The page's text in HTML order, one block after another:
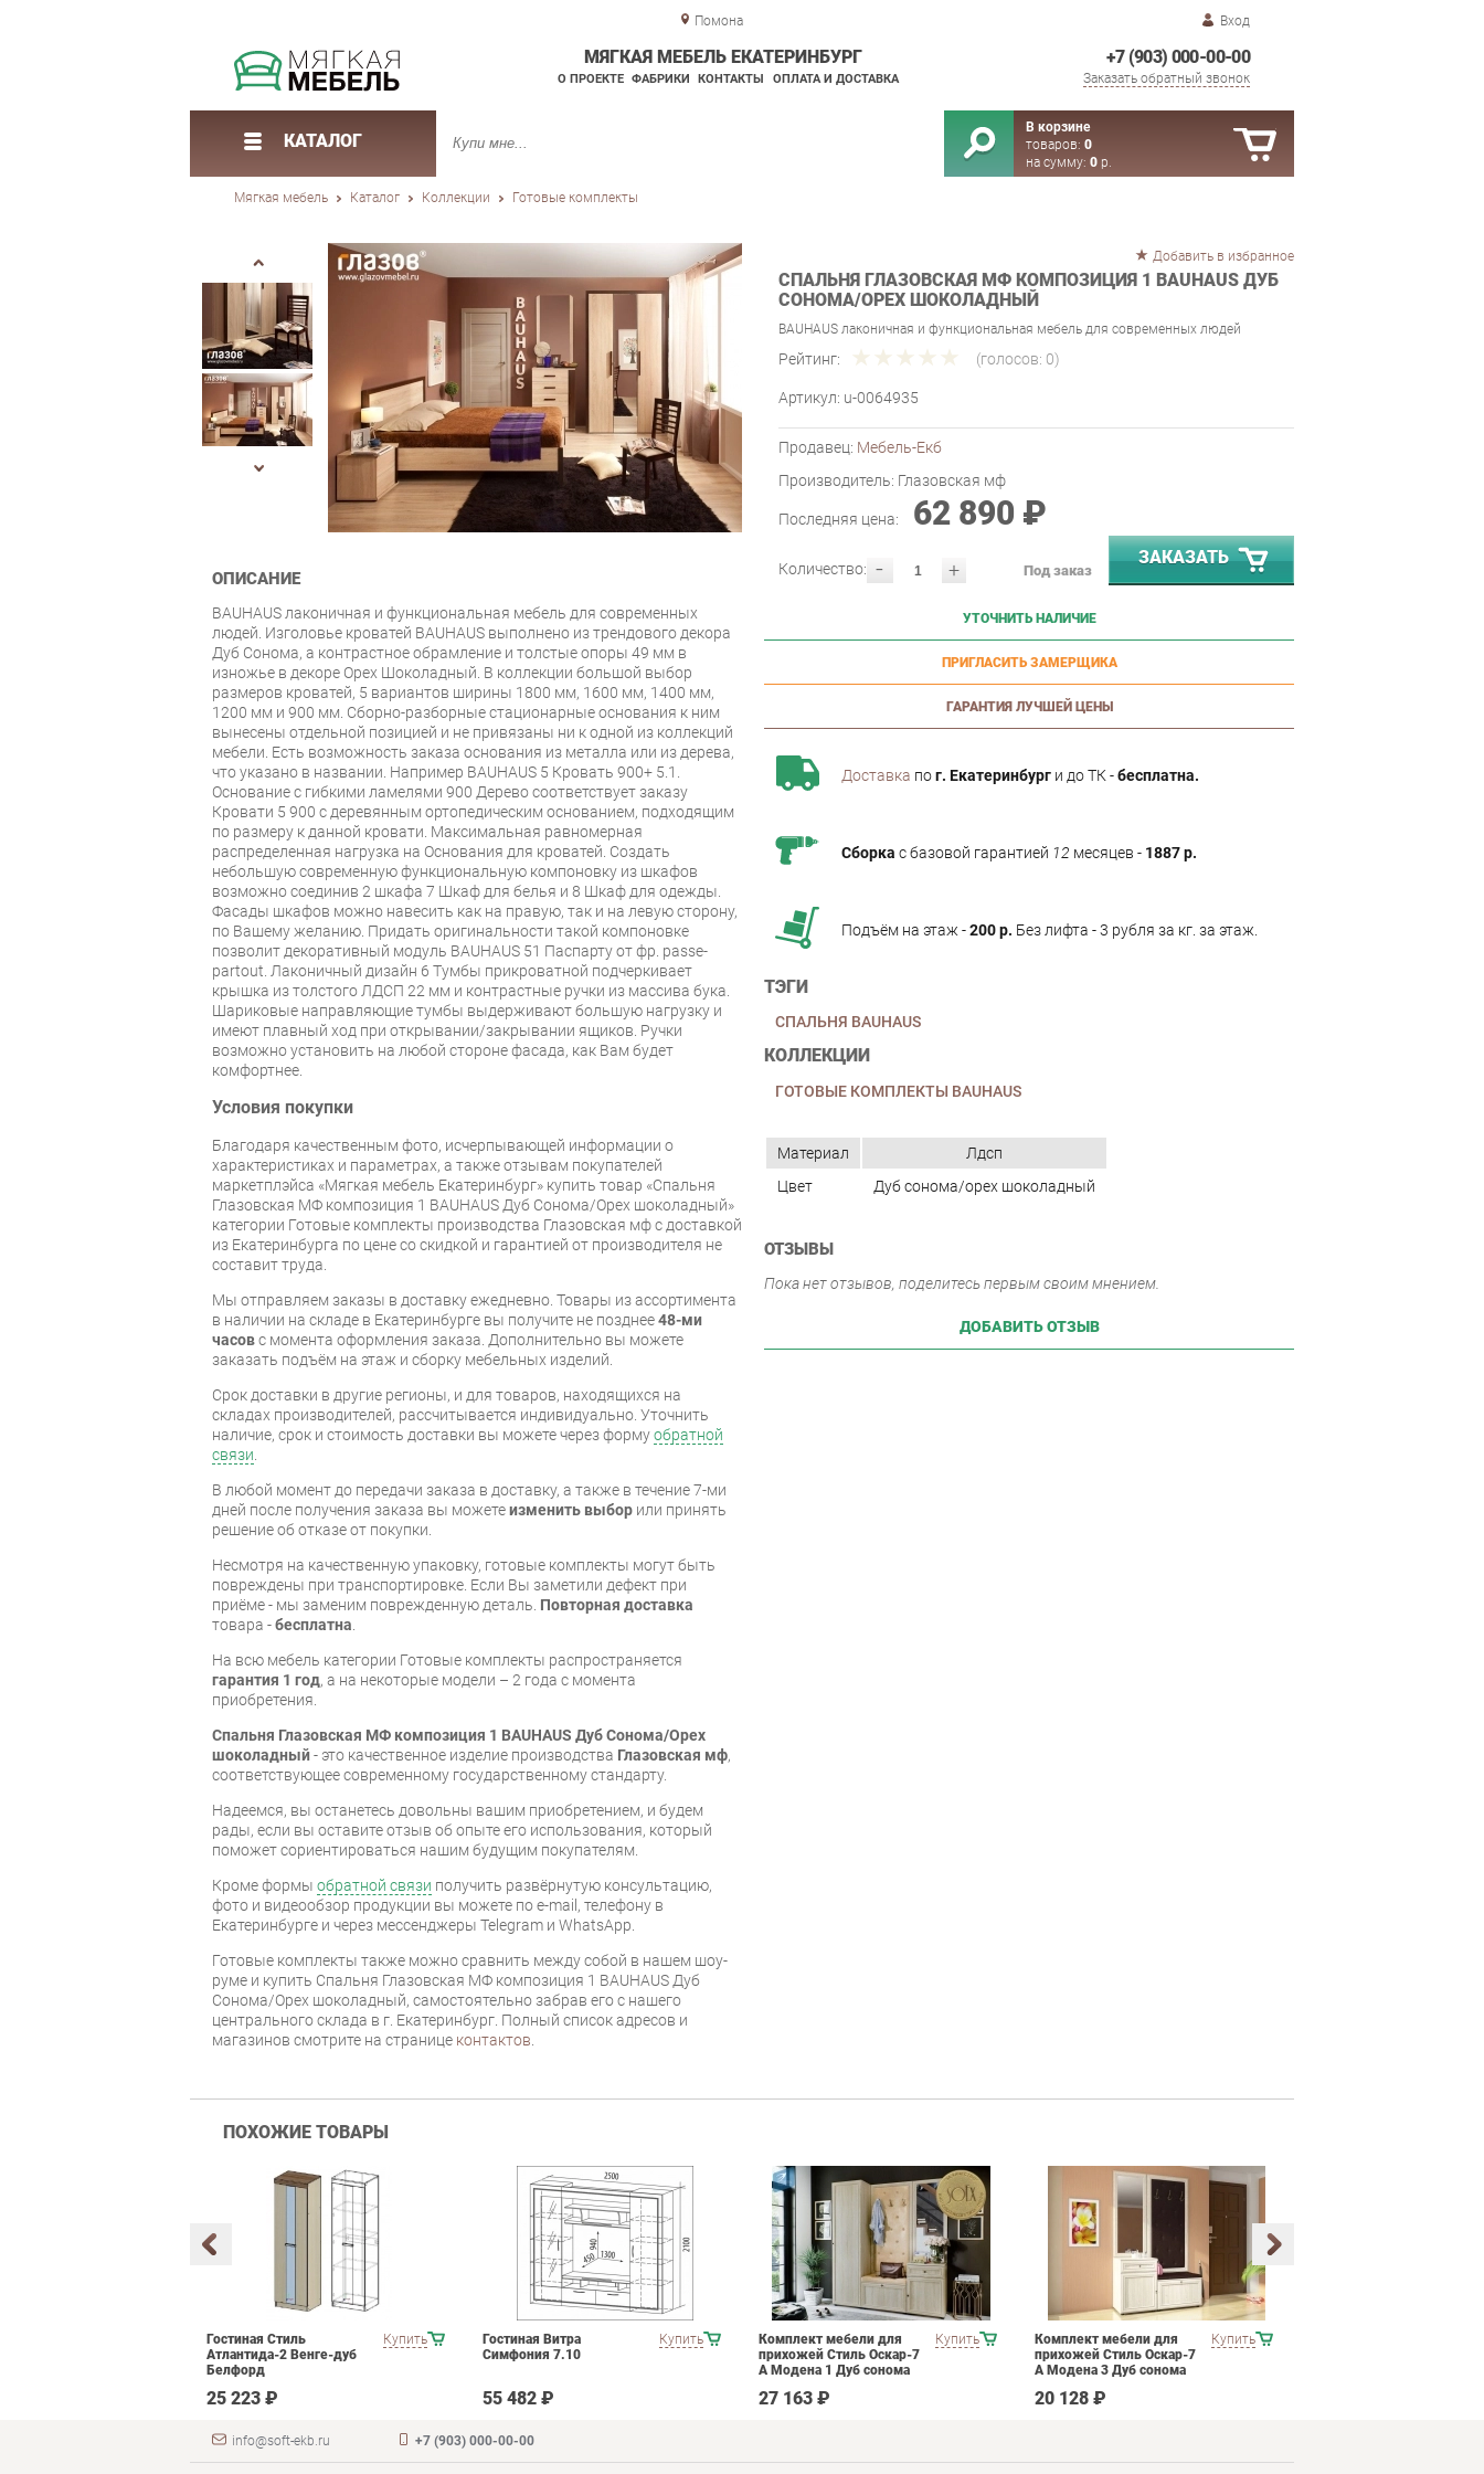
Помона Вход
+7 (903) 000-00-00
Заказать обратный звонок
МЯГКАЯ МЕБЕЛЬ ЕКАТЕРИНБУРГ
О ПРОЕКТЕ ФАБРИКИ КОНТАКТЫ ОПЛАТА И ДОСТАВКА
КАТАЛОГ
В корзине
товаров: 0
на сумму: 0 р.
Мягкая мебель Каталог Коллекции Готовые комплекты
Добавить в избранное
СПАЛЬНЯ ГЛАЗОВСКАЯ МФ КОМПОЗИЦИЯ 1 BAUHAUS ДУБ
СОНОМА/ОРЕХ ШОКОЛАДНЫЙ
BAUHAUS лаконичная и функциональная мебель для современных людей
Рейтинг: (голосов: 0)
Артикул: u-0064935
Продавец: Мебель-Екб
Производитель: Глазовская мф
Последняя цена: 62 890 ₽
- +
Количество: Под заказ
ЗАКАЗАТЬ
УТОЧНИТЬ НАЛИЧИЕ
ПРИГЛАСИТЬ ЗАМЕРЩИКА
ГАРАНТИЯ ЛУЧШЕЙ ЦЕНЫ
Доставка пог. Екатеринбург и до ТК -бесплатна.
Сборка с базовой гарантией 12 месяцев - 1887 р.
Подъём на этаж -200 р. Без лифта - 3 рубля за кг. за этаж.
ТЭГИ
СПАЛЬНЯ BAUHAUS
КОЛЛЕКЦИИ
ГОТОВЫЕ КОМПЛЕКТЫ BAUHAUS
ОПИСАНИЕ
BAUHAUS лаконичная и функциональная мебель для современных
людей. Изголовье кроватей BAUHAUS выполнено из трендового декора
Дуб Сонома, а контрастное обрамление и толстые опоры 49 мм в
изножье в декоре Орех Шоколадный. В коллекции большой выбор
размеров кроватей, 5 вариантов ширины 1800 мм, 1600 мм, 1400 мм,
1200 мм и 900 мм. Сборно-разборные стационарные основания к ним
вынесены отдельной позицией и не привязаны ни к одной из коллекций
мебели. Есть возможность заказа основания из металла или из дерева,
что указано в названии. Например BAUHAUS 5 Кровать 900+ 5.1.
Основание с гибкими ламелями 900 Дерево соответствует заказу
Кровати 5 900 с деревянным ортопедическим основанием, подходящим
по размеру к данной кровати. Максимальная равномерная
распределенная нагрузка на Основания для кроватей. Создать
небольшую современную функциональную компоновку из шкафов
возможно соединив 2 шкафа 7 Шкаф для белья и 8 Шкаф для одежды.
Фасады шкафов можно навесить как на правую, так и на левую сторону,
по Вашему желанию. Придать оригинальности такой компоновке
позволит декоративный модуль BAUHAUS 51 Паспарту от фр. passe-
partout. Лаконичный дизайн 6 Тумбы прикроватной подчеркивает
крышка из толстого ЛДСП 22 мм и контрастные ручки из массива бука.
Шариковые направляющие тумбы выдерживают большую нагрузку и
имеют плавный ход при открывании/закрывании ящиков. Ручки
возможно установить на любой стороне фасада, как Вам будет
комфортнее.
Условия покупки
Благодаря качественным фото, исчерпывающей информации о
характеристиках и параметрах, а также отзывам покупателей
маркетплэйса «Мягкая мебель Екатеринбург» купить товар «Спальня
Глазовская МФ композиция 1 BAUHAUS Дуб Сонома/Орех шоколадный»
категории Готовые комплекты производства Глазовская мф с доставкой
из Екатеринбурга по цене со скидкой и гарантией от производителя не
составит труда.
Мы отправляем заказы в доставку ежедневно. Товары из ассортимента
в наличии на складе в Екатеринбурге вы получите не позднее48-ми
часовс момента оформления заказа. Дополнительно вы можете
заказать подъём на этаж и сборку мебельных изделий.
Срок доставки в другие регионы, и для товаров, находящихся на
складах производителей, рассчитывается индивидуально. Уточнить
наличие, срок и стоимость доставки вы можете через формуобратной
связи.
В любой момент до передачи заказа в доставку, а также в течение 7-ми
дней после получения заказа вы можетеизменить выбор или принять
решение об отказе от покупки.
Несмотря на качественную упаковку, готовые комплекты могут быть
повреждены при транспортировке. Если Вы заметили дефект при
приёме - мы заменим поврежденную деталь. Повторная доставка
товара -бесплатна.
На всю мебель категории Готовые комплекты распространяется
гарантия 1 год, а на некоторые модели – 2 года с момента
приобретения.
Спальня Глазовская МФ композиция 1 BAUHAUS Дуб Сонома/Орех
шоколадный- это качественное изделие производства Глазовская мф,
соответствующее современному государственному стандарту.
Надеемся, вы останетесь довольны вашим приобретением, и будем
рады, если вы оставите отзыв об опыте его использования, который
поможет сориентироваться нашим будущим покупателям.
Кроме формы обратной связи получить развёрнутую консультацию,
фото и видеообзор продукции вы можете по e-mail, телефону в
Екатеринбурге и через мессенджеры Telegram и WhatsApp.
Готовые комплекты также можно сравнить между собой в нашем шоу-
руме и купить Спальня Глазовская МФ композиция 1 BAUHAUS Дуб
Сонома/Орех шоколадный, самостоятельно забрав его с нашего
центрального склада в г. Екатеринбург. Полный список адресов и
магазинов смотрите на странице контактов.
Материал
Лдсп
Цвет
Дуб сонома/орех шоколадный
ОТЗЫВЫ
Пока нет отзывов, поделитесь первым своим мнением.
ДОБАВИТЬ ОТЗЫВ
ПОХОЖИЕ ТОВАРЫ
Купить
Гостиная Стиль
Атлантида-2 Венге-дуб
Белфорд
25 223 ₽
Купить
Гостиная Витра
Симфония 7.10
55 482 ₽
Купить
Комплект мебели для
прихожей Стиль Оскар-7
А Модена 1 Дуб сонома
27 163 ₽
Купить
Комплект мебели для
прихожей Стиль Оскар-7
А Модена 3 Дуб сонома
20 128 ₽
info@soft-ekb.ru +7 (903) 000-00-00